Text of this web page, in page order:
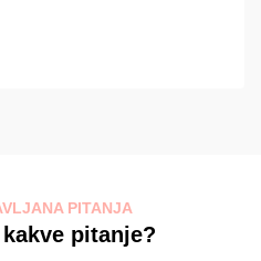
PITANJA
pitanje?